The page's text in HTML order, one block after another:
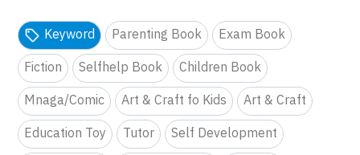
Keyword Parenting Book
Exam Book
Fiction
Selfhelp Book
Children Book
Mnaga/Comic
Art & Craft fo Kids
Art & Craft
Education Toy
Tutor
Self Development